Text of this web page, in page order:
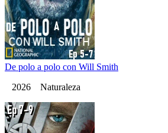
De polo a polo con Will Smith
2026 Naturaleza